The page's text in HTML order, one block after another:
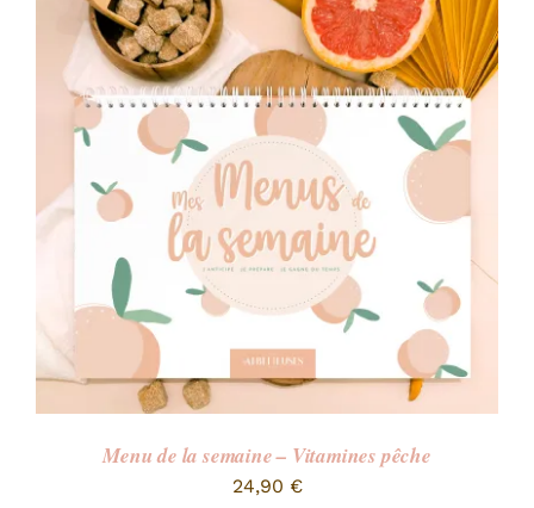
Menu de la semaine – Vitamines pêche
24,90 €